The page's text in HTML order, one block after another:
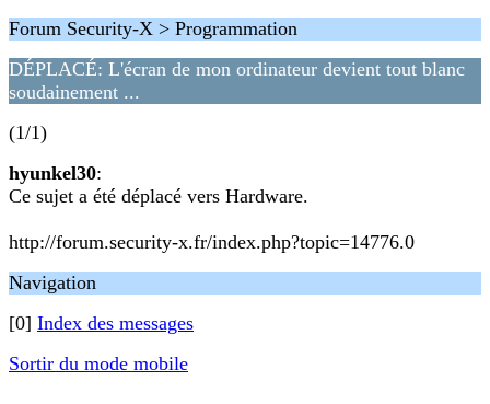
Forum Security-X > Programmation
DÉPLACÉ: L'écran de mon ordinateur devient tout blanc
soudainement ...
(1/1)
hyunkel30:
Ce sujet a été déplacé vers Hardware.
http://forum.security-x.fr/index.php?topic=14776.0
Navigation
[0] Index des messages
Sortir du mode mobile